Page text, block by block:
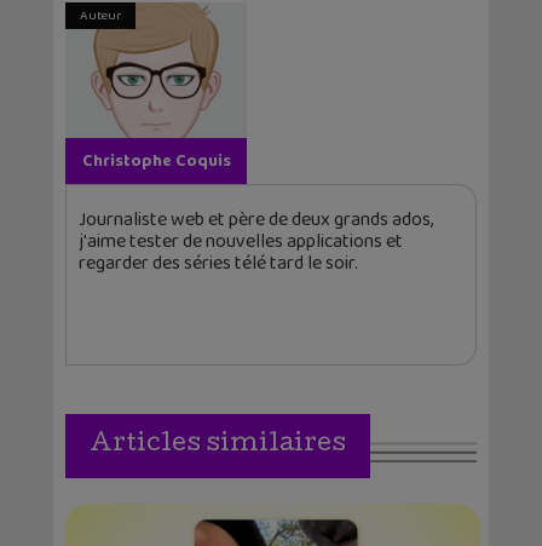
Auteur
Christophe Coquis
Journaliste web et père de deux grands ados,
j'aime tester de nouvelles applications et
regarder des séries télé tard le soir.
Articles similaires